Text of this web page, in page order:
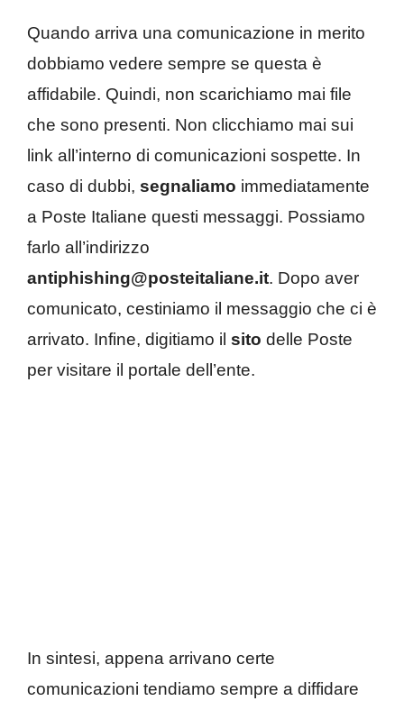
Quando arriva una comunicazione in merito
dobbiamo vedere sempre se questa è
affidabile. Quindi, non scarichiamo mai file
che sono presenti. Non clicchiamo mai sui
link all’interno di comunicazioni sospette. In
caso di dubbi, segnaliamo immediatamente
a Poste Italiane questi messaggi. Possiamo
farlo all’indirizzo
antiphishing@posteitaliane.it. Dopo aver
comunicato, cestiniamo il messaggio che ci è
arrivato. Infine, digitiamo il sito delle Poste
per visitare il portale dell’ente.
In sintesi, appena arrivano certe
comunicazioni tendiamo sempre a diffidare